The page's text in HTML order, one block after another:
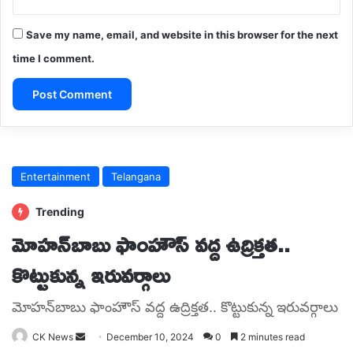
Save my name, email, and website in this browser for the next
time I comment.
t
r
n
t
i
v